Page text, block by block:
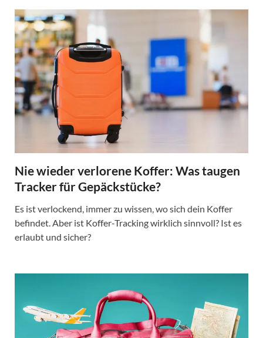
Nie wieder verlorene Koffer: Was taugen
Tracker für Gepäckstücke?
Es ist verlockend, immer zu wissen, wo sich dein Koffer
befindet. Aber ist Koffer-Tracking wirklich sinnvoll? Ist es
erlaubt und sicher?